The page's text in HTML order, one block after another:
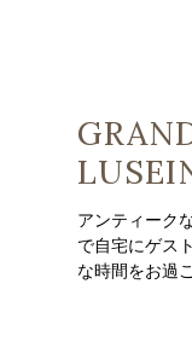
アンティーク
で自宅にゲス
な時間をお過